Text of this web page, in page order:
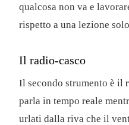
qualcosa non va e
rispetto a una lezione
Il radio-casco
Il secondo strumento è il
parla in tempo reale
urlati dalla riva che il